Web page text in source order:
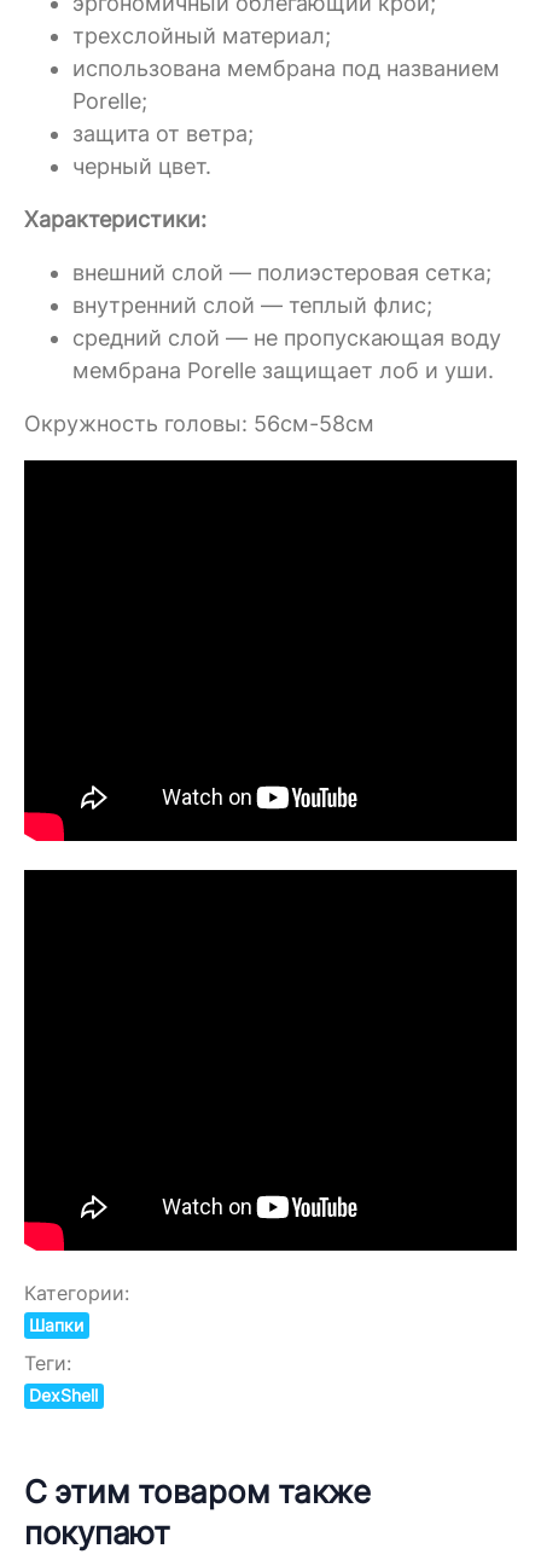
трехслойный материал;
использована мембрана под названием
Porelle;
защита от ветра;
черный цвет.
Характеристики:
внешний слой — полиэстеровая сетка;
внутренний слой — теплый флис;
средний слой — не пропускающая воду
мембрана Porelle защищает лоб и уши.
Окружность головы: 56см-58см
Категории:
Шапки
Теги:
DexShell
С этим товаром также
покупают